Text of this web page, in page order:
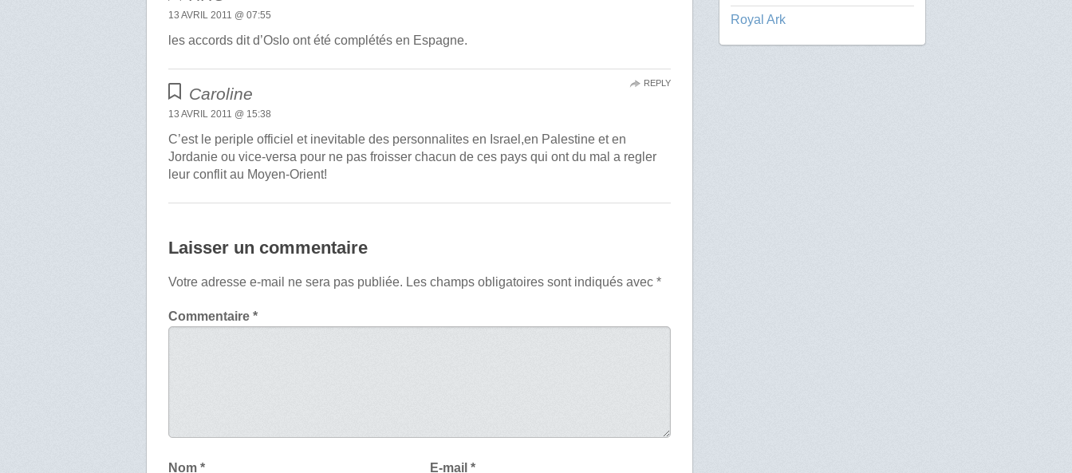
13 AVRIL 2011 @ 07:55
les accords dit d’Oslo ont été complétés en Espagne.
Caroline
13 AVRIL 2011 @ 15:38
C’est le periple officiel et inevitable des personnalites en Israel,en Palestine et en
Jordanie ou vice-versa pour ne pas froisser chacun de ces pays qui ont du mal a regler
leur conflit au Moyen-Orient!
REPLY
Laisser un commentaire
Votre adresse e-mail ne sera pas publiée. Les champs obligatoires sont indiqués avec*
Commentaire*
Nom* E-mail *
Royal Ark